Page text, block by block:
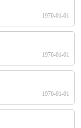
1970-01-01
1970-01-01
1970-01-01